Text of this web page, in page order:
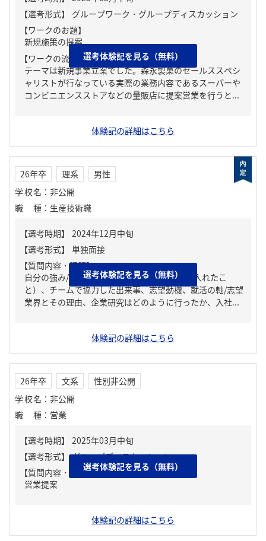
【ワークのお題】
新規施策の提案
【ワークの流れ】
テーマは新規事業立案でした。森永製菓のセールススペシ
ャリストが行なっている実際の業務内容であるスーパーや
コンビニエンスストアなどの量販店に提案営業を行うと...
選考体験記を見る（無料）
体験記の詳細はこちら
26年卒 理系
男性
学校名 ： 非公開
職種 ： 生産技術職
【質問内容・課題】
自分の強み/弱み、ガクチカ（学生時代に力を入れたこ
と）、チームで協力した出来事、志望動機、就活の軸/志望
業界とその理由、企業研究はどのように行ったか、入社...
選考体験記を見る（無料）
体験記の詳細はこちら
26年卒 文系
性別非公開
学校名 ： 非公開
職種 ： 営業
【質問内容・課題】
営業提案
選考体験記を見る（無料）
体験記の詳細はこちら